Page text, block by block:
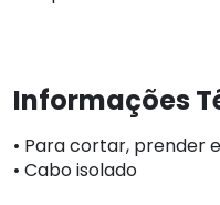
Informações
• Para cortar, prender
• Cabo isolado